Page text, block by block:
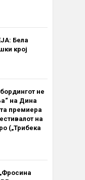
Бела
крој
не
на Дина
премиера
на
(„Трибека